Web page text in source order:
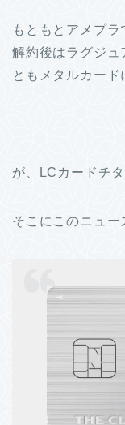
もともとアメプラ
解約後はラグジュ
ともメタルカー
が、LCカードチ
そこにこのニュー